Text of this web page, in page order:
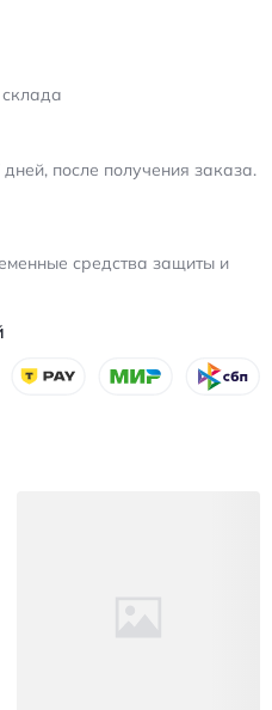
после получения заказа.
средства защиты и